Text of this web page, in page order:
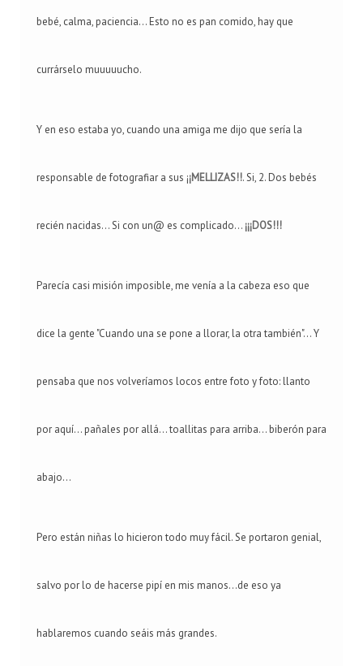
bebé, calma, paciencia... Esto no es pan comido, hay que
currárselo muuuuucho.
Y en eso estaba yo, cuando una amiga me dijo que sería la
responsable de fotografiar a sus ¡¡MELLIZAS!!. Si, 2. Dos bebés
recién nacidas... Si con un@ es complicado... ¡¡¡DOS!!!
Parecía casi misión imposible, me venía a la cabeza eso que
dice la gente "Cuando una se pone a llorar, la otra también"... Y
pensaba que nos volveríamos locos entre foto y foto: llanto
por aquí... pañales por allá... toallitas para arriba... biberón para
abajo...
Pero están niñas lo hicieron todo muy fácil. Se portaron genial,
salvo por lo de hacerse pipí en mis manos...de eso ya
hablaremos cuando seáis más grandes.